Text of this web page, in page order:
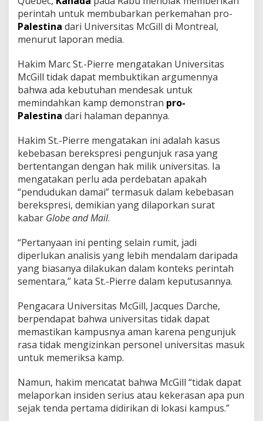
e
r
i
n
t
h
k
a
P
e
b
u
b
a
r
a
n
D
o
P
r
o
-
a
l
e
s
t
i
a
d
i
K
perintah untuk membubarkan perkemahan pro-
Palestina dari Universitas McGill di Montreal,
menurut laporan media.
Hakim Marc St.-Pierre mengatakan Universitas
McGill tidak dapat membuktikan argumennya
bahwa ada kebutuhan mendesak untuk
memindahkan kamp demonstran pro-
Palestina dari halaman depannya.
Hakim St.-Pierre mengatakan ini adalah kasus
kebebasan berekspresi pengunjuk rasa yang
bertentangan dengan hak milik universitas. Ia
mengatakan perlu ada perdebatan apakah
“pendudukan damai” termasuk dalam kebebasan
berekspresi, demikian yang dilaporkan surat
kabar Globe and Mail.
“Pertanyaan ini penting selain rumit, jadi
diperlukan analisis yang lebih mendalam daripada
yang biasanya dilakukan dalam konteks perintah
sementara,” kata St.-Pierre dalam keputusannya.
Pengacara Universitas McGill, Jacques Darche,
berpendapat bahwa universitas tidak dapat
memastikan kampusnya aman karena pengunjuk
rasa tidak mengizinkan personel universitas masuk
untuk memeriksa kamp.
Namun, hakim mencatat bahwa McGill “tidak dapat
melaporkan insiden serius atau kekerasan apa pun
sejak tenda pertama didirikan di lokasi kampus.”